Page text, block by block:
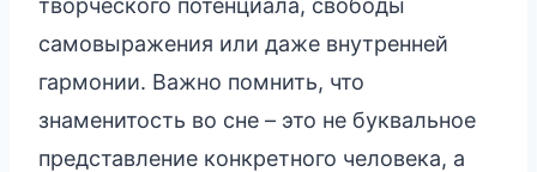
творческого потенциала, свободы
самовыражения или даже внутренней
гармонии. Важно помнить, что
знаменитость во сне – это не буквальное
представление конкретного человека, а